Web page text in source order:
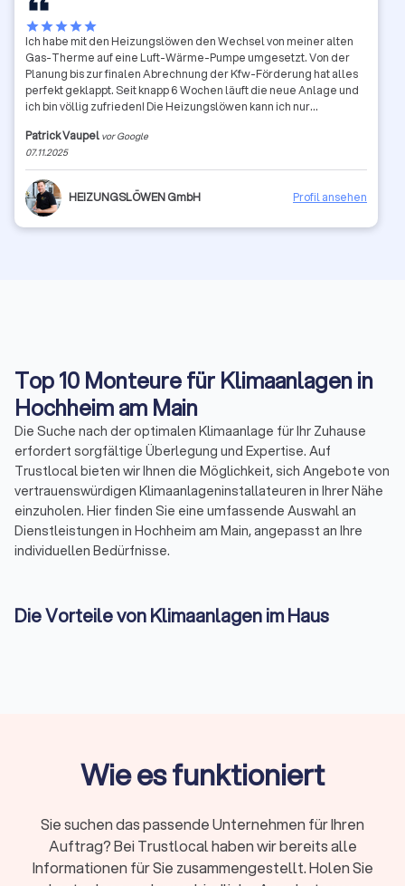
starstarstarstarstar
Ich habe mit den Heizungslöwen den Wechsel von meiner alten
Gas-Therme auf eine Luft-Wärme-Pumpe umgesetzt. Von der
Planung bis zur finalen Abrechnung der Kfw-Förderung hat alles
perfekt geklappt. Seit knapp 6 Wochen läuft die neue Anlage und
ich bin völlig zufrieden! Die Heizungslöwen kann ich nur
immer gerne vertrauensvoll an sie wenden.
Patrick Vaupel vor Google
07.11.2025
HEIZUNGSLÖWEN GmbH Profil ansehen
Top 10 Monteure für Klimaanlagen in
Hochheim am Main
Die Suche nach der optimalen Klimaanlage für Ihr Zuhause
erfordert sorgfältige Überlegung und Expertise. Auf
Trustlocal bieten wir Ihnen die Möglichkeit, sich Angebote von
vertrauenswürdigen Klimaanlageninstallateuren in Ihrer Nähe
einzuholen. Hier finden Sie eine umfassende Auswahl an
Dienstleistungen in Hochheim am Main, angepasst an Ihre
individuellen Bedürfnisse.
Die Vorteile von Klimaanlagen im Haus
Klimaanlage kaufen: Worauf Sie achten
sollten
Der Kauf einer Klimaanlage erfordert eine gründliche
Wie es funktioniert
Sie suchen das passende Unternehmen für Ihren
Auftrag? Bei Trustlocal haben wir bereits alle
Informationen für Sie zusammengestellt. Holen Sie